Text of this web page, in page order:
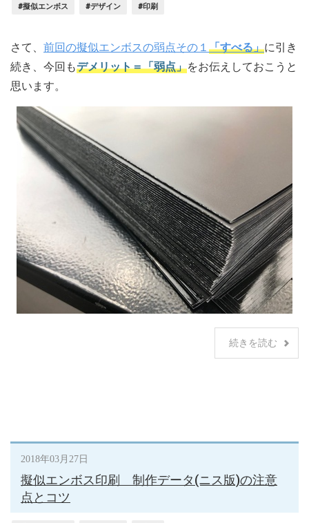
#擬似エンボス #デザイン #印刷
さて、 前回の擬似エンボスの弱点その１ 「すべる」に引き
続き、今回もデメリット＝「弱点」をお伝えしておこうと
思います。
続きを読む
2018年03月27日
擬似エンボス印刷 制作データ(ニス版)の注意
点とコツ